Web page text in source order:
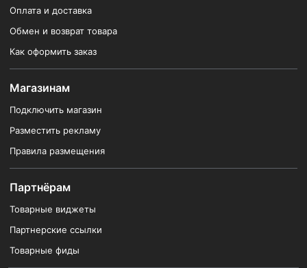
Оплата и доставка
Обмен и возврат товара
Как оформить заказ
Магазинам
Подключить магазин
Разместить рекламу
Правила размещения
Партнёрам
Товарные виджеты
Партнерские ссылки
Товарные фиды